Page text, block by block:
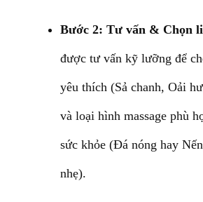
Bước 2: Tư vấn & Chọn
được tư vấn kỹ lưỡng để
yêu thích (Sả chanh, Oải
và loại hình massage phù
sức khỏe (Đá nóng hay
nhẹ).